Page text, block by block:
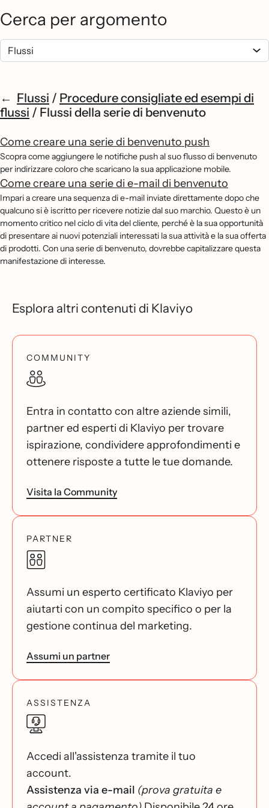
Cerca per argomento
Flussi / Procedure consigliate ed esempi di
flussi / Flussi della serie di benvenuto
Come creare una serie di benvenuto push
Scopra come aggiungere le notifiche push al suo flusso di benvenuto
per indirizzare coloro che scaricano la sua applicazione mobile.
Come creare una serie di e-mail di benvenuto
Impari a creare una sequenza di e-mail inviate direttamente dopo che
qualcuno si è iscritto per ricevere notizie dal suo marchio. Questo è un
momento critico nel ciclo di vita del cliente, perché è la sua opportunità
di presentare ai nuovi potenziali interessati la sua attività e la sua offerta
di prodotti. Con una serie di benvenuto, dovrebbe capitalizzare questa
manifestazione di interesse.
Esplora altri contenuti di Klaviyo
COMMUNITY
Entra in contatto con altre aziende simili,
partner ed esperti di Klaviyo per trovare
ispirazione, condividere approfondimenti e
ottenere risposte a tutte le tue domande.
Visita la Community
PARTNER
Assumi un esperto certificato Klaviyo per
aiutarti con un compito specifico o per la
gestione continua del marketing.
Assumi un partner
ASSISTENZA
Accedi all'assistenza tramite il tuo
account.
Assistenza via e-mail (prova gratuita e